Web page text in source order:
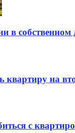
в собственном
квартиру на
с